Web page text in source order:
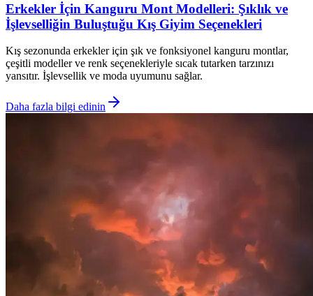
Erkekler İçin Kanguru Mont Modelleri: Şıklık ve
İşlevselliğin Buluştuğu Kış Giyim Seçenekleri
Kış sezonunda erkekler için şık ve fonksiyonel kanguru montlar,
çeşitli modeller ve renk seçenekleriyle sıcak tutarken tarzınızı
yansıtır. İşlevsellik ve moda uyumunu sağlar.
Daha fazla bilgi edinin